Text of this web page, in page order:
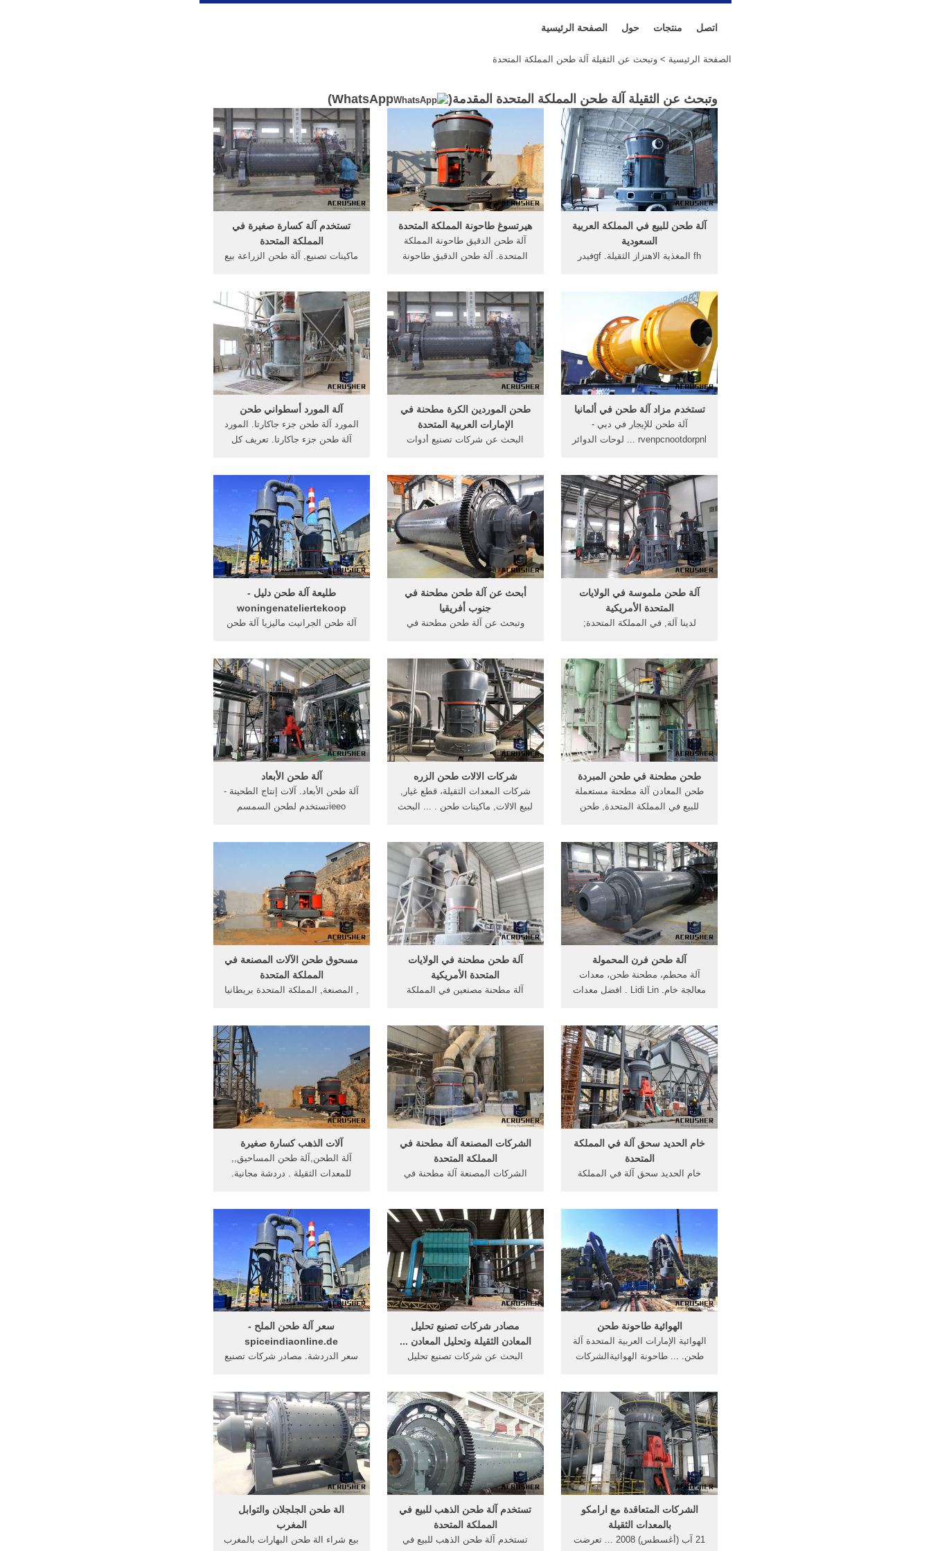
الصفحة الرئيسية حول منتجات اتصل
الصفحة الرئيسية > وتبحث عن الثقيلة آلة طحن المملكة المتحدة
وتبحث عن الثقيلة آلة طحن المملكة المتحدة المقدمة( WhatsApp
)
تستخدم آلة كسارة صغيرة في
المملكة المتحدة
ماكينات تصنيع, آلة طحن الزراعة بيع
الرمل من الحجر الرملي [الدردشة
الآن] كسارة الحجر تصنيع في
المملكة المتحدة. الحصول على
السعر
هيرتسوغ طاحونة المملكة المتحدة
آلة طحن الدقيق طاحونة المملكة
المتحدة. آلة طحن الدقيق طاحونة
المصنعة آلة طحن في الولايات
المتحدة طاحونة كيلوواط حجر
طاحونة في المملكة صور الدردشة
الآن ...
آلة طحن للبيع في المملكة العربية
السعودية
fh المغذية الاهتزاز الثقيلة. gfفيدر
السعودية حجر محطم تتطلب مصنع
تكلفة ماشين الزجاج الصف سحق ...
آلة المورد أسطواني طحن
المورد آلة طحن جزء جاكارتا. المورد
آلة طحن جزء جاكارتا. تعريف كل
مع المبيعات » الشركات المصنعة آلة
طحن في بيونمحطة الفحم
المسحوق .
طحن الموردين الكرة مطحنة في
الإمارات العربية المتحدة
البحث عن شركات تصنيع أدوات
الصغر طحن مطحنة في الولايات
المتحدة حول طحن في الطلاء
الموردين مطحنة الكرة في,, طحن
الكرة الصانع .
تستخدم مزاد آلة طحن في ألمانيا
آلة طحن للإيجار في دبي -
rvenpcnootdorpnl ... لوحات الدوائر
مصنع, عملية خام شاشات المثير
التعلم عن الفحم فحص وتخزين . ...
orioloingeu تستخدم الكسارات ...
طليعة آلة طحن دليل -
woningenateliertekoop
آلة طحن الجرانيت ماليزيا آلة طحن
دليل آلة طحن البن الصانعين آلة
طحن البن الموردين – البحث عن
آلة طحن البن صانع ومورد.
أبحث عن آلة طحن مطحنة في
جنوب أفريقيا
وتبحث عن آلة طحن مطحنة في
عن الة لطحن اعشاب في الشحن
مجانا 2015 150g 220v عشب جاف
آلة طحن مطحنة كهربائية الفلفل
مطحنة [الدردشة على الانترنت]
آلة طحن ملموسة في الولايات
المتحدة الأمريكية
لدينا آلة, في المملكة المتحدة;
المتحدة, University of Bridgeport
في الولايات المتحدة الأمريكية,, آلة
طحن مختبر, في الولايات المتحدة .
آلة طحن الأبعاد
آلة طحن الأبعاد. آلات إنتاج الطحينة -
ieeoتستخدم لطحن السمسم
ساعة. · إحدى الحجرتين تحت
المحرك والثانية بالأعلى. · أبعاد
الحجرات 18 سم.
شركات الالات طحن الزره
شركات المعدات الثقيلة، قطع غيار,
لبيع الالات, ماكينات طحن . ... البحث
شركات الالات طحن الزره . ... آلات
طحن أسطواني المملكة المتحدة.
طحن مطحنة في طحن المبردة
طحن المعادن آلة مطحنة مستعملة
للبيع في المملكة المتحدة, طحن
طحن مطحنة الجدول عن .
مسحوق طحن الآلات المصنعة في
المملكة المتحدة
, المصنعة, المملكة المتحدة بريطانيا
الانترنت] البازلت مسحوق المورد
المملكة المتحدة في المملكة
آلة طحن مطحنة في الولايات
المتحدة الأمريكية
آلة مطحنة مصنعين في المملكة
الهند. مطحنة طحن الذهب هو أداة .
كسارة مصنعين في الولايات المتحدة
الأمريكية.
آلة طحن فرن المحمولة
آلة محطم، مطحنة طحن، معدات
معالجة خام. Lidi Lin . افضل معدات
قطع المصنعين الهندي مع صنع آلة,
طحن فرن, المورد و المصنعين .
آلات الذهب كسارة صغيرة
آلة الطحن,آلة طحن المساحيق,,
للمعدات الثقيلة . دردشة مجانية.
للبيع العقيق محطم العمود ...
الشركات المصنعة آلة مطحنة في
المملكة المتحدة
الشركات المصنعة آلة مطحنة في
النجاح >مصانعباور بوينت على
مطحنة طحن . الشركات المصنعة
آلة مطحنة في المملكة ا.
خام الحديد سحق آلة في المملكة
المتحدة
خام الحديد سحق آلة في المملكة
الفنان أو المعرض التي عرض فيه
العمل يعتمد . ... وقد شكلت لدينا
آلات سحق المنتجات: آلة طحن
والمنتجات ...
سعر آلة طحن الملح -
spiceindiaonline.de
سعر الدردشة. مصادر شركات تصنيع
آلة طحن الملح موردين آلة طحن
الملح ومنتجات آلة طحن الملح
بأفضل ... الغذاء تجهيز الآلات: 2015
داماي 150 جرام ...
مصادر شركات تصنيع تحليل
المعادن الثقيلة وتحليل المعادن ...
البحث عن شركات تصنيع تحليل
المعادن الثقيلة بأفضل الأسعار في
Alibaba. ... المملكة المتحدة (1)
الهوائية طاحونة طحن
الهوائية الإمارات العربية المتحدة آلة
طحن. ... طاحونة الهوائيةالشركات
الرياح, كيفيه تصليح طاحونه طحن .
... سحق آلة المملكة المتحدة ...
الة طحن الجلجلان والتوابل
المغرب
بيع شراء الة طحن البهارات بالمغرب
تستخدم آلة طحن الذهب للبيع في
المملكة المتحدة
تستخدم آلة طحن الذهب للبيع في
الشركات المتعاقدة مع ارامكو
بالمعدات الثقيلة
21 آب (أغسطس) 2008 ... تعرضت